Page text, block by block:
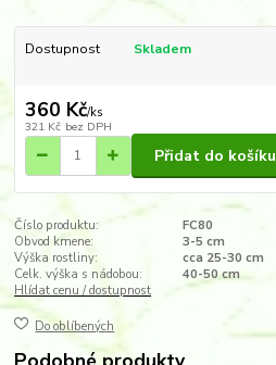
Dostupnost Skladem
360 Kč/ks
321 Kč bez DPH
Přidat do košíku
Číslo produktu:
FC80
Obvod kmene:
3-5 cm
Výška rostliny:
cca 25-30 cm
Celk. výška s nádobou:
40-50 cm
Hlídat cenu / dostupnost
Do oblíbených